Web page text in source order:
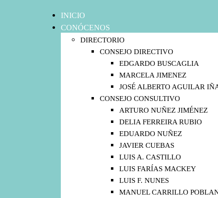
INICIO
CONÓCENOS
DIRECTORIO
CONSEJO DIRECTIVO
EDGARDO BUSCAGLIA
MARCELA JIMENEZ
JOSÉ ALBERTO AGUILAR
CONSEJO CONSULTIVO
ARTURO NUÑEZ JIMÉNEZ
DELIA FERREIRA RUBIO
EDUARDO NUÑEZ
JAVIER CUEBAS
LUIS A. CASTILLO
LUIS FARÍAS MACKEY
LUIS F. NUNES
MANUEL CARRILLO